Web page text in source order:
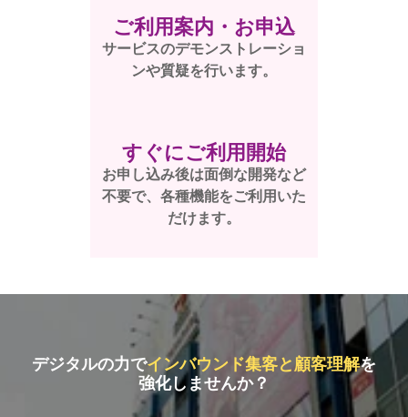
ご利用案内・お申込
サービスのデモンストレーショ
ンや質疑を行います。
すぐにご利用開始
お申し込み後は面倒な開発など
不要で、各種機能をご利用いた
だけます。
デジタルの力でインバウンド集客と顧客理解を
強化しませんか？